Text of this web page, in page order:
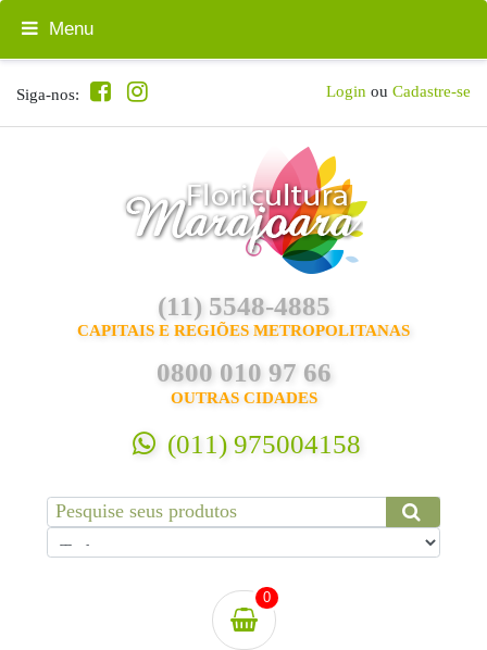
Siga-nos: Login ou Cadastre-se
(11) 5548-4885
CAPITAIS E REGIÕES METROPOLITANAS
0800 010 97 66
OUTRAS CIDADES
(011) 975004158
0
Menu